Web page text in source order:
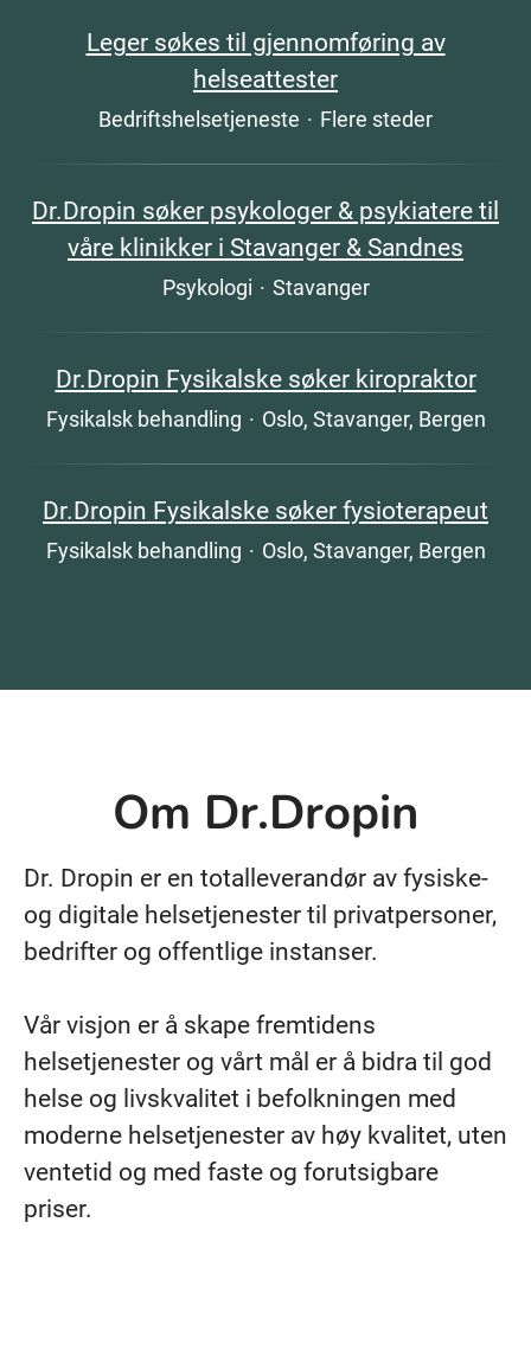
Leger søkes til gjennomføring av
helseattester
Bedriftshelsetjeneste · Flere steder
Dr.Dropin søker psykologer & psykiatere til
våre klinikker i Stavanger & Sandnes
Psykologi · Stavanger
Dr.Dropin Fysikalske søker kiropraktor
Fysikalsk behandling · Oslo, Stavanger, Bergen
Dr.Dropin Fysikalske søker fysioterapeut
Fysikalsk behandling · Oslo, Stavanger, Bergen
Om Dr.Dropin
Dr. Dropin er en totalleverandør av fysiske-
og digitale helsetjenester til privatpersoner,
bedrifter og offentlige instanser.
Vår visjon er å skape fremtidens
helsetjenester og vårt mål er å bidra til god
helse og livskvalitet i befolkningen med
moderne helsetjenester av høy kvalitet, uten
ventetid og med faste og forutsigbare
priser.